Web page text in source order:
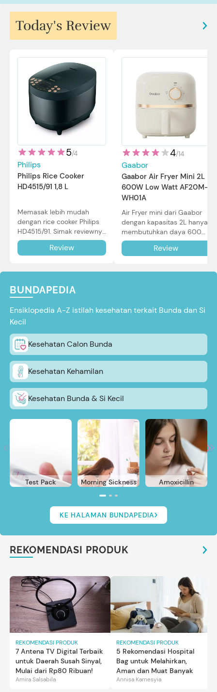
Today's Review
5/4
Philips
Philips Rice Cooker
HD4515/91 1,8 L
Memasak lebih mudah
dengan rice cooker Philips
HD4515/91. Simak reviewnya
di sini.
Review
4/14
Gaabor
Gaabor Air Fryer Mini 2L
600W Low Watt AF20M-
WH01A
Air Fryer mini dari Gaabor
dengan kapasitas 2L hanya
membutuhkan daya 600W
dalam pemakaian. Simak
review selengkapnya di sini.
Review
BUNDAPEDIA
Ensiklopedia A-Z istilah kesehatan terkait Bunda dan Si
Kecil
Kesehatan Calon Bunda
Kesehatan Kehamilan
Kesehatan Bunda & Si Kecil
Test Pack Morning Sickness Amoxicillin
KE HALAMAN BUNDAPEDIA
REKOMENDASI PRODUK
REKOMENDASI PRODUK
7 Antena TV Digital Terbaik
untuk Daerah Susah Sinyal,
Mulai dari Rp80 Ribuan!
Amira Salsabila
REKOMENDASI PRODUK
5 Rekomendasi Hospital
Bag untuk Melahirkan,
Aman dan Muat Banyak
Annisa Karnesyia